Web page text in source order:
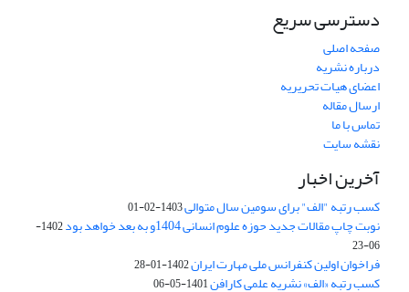
دسترسی سریع
صفحه اصلی
درباره نشریه
اعضای هیات تحریریه
ارسال مقاله
تماس با ما
نقشه سایت
آخرین اخبار
کسب رتبه "الف" برای سومین سال متوالی1403-02-01
نوبت چاپ مقالات جدید حوزه علوم انسانی 1404و به بعد خواهد بود
1402-
06-23
فراخوان اولین کنفرانس ملی مهارت ایران1402-01-28
کسب رتبه «الف» نشریه علمی کارافن1401-05-06